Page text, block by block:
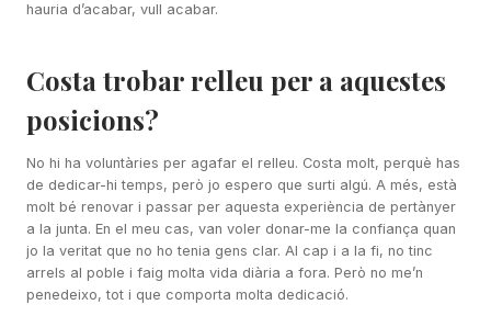
hauria d’acabar, vull acabar.
Costa trobar relleu per a aquestes
posicions?
No hi ha voluntàries per agafar el relleu. Costa molt, perquè has
de dedicar-hi temps, però jo espero que surti algú. A més, està
molt bé renovar i passar per aquesta experiència de pertànyer
a la junta. En el meu cas, van voler donar-me la confiança quan
jo la veritat que no ho tenia gens clar. Al cap i a la fi, no tinc
arrels al poble i faig molta vida diària a fora. Però no me’n
penedeixo, tot i que comporta molta dedicació.